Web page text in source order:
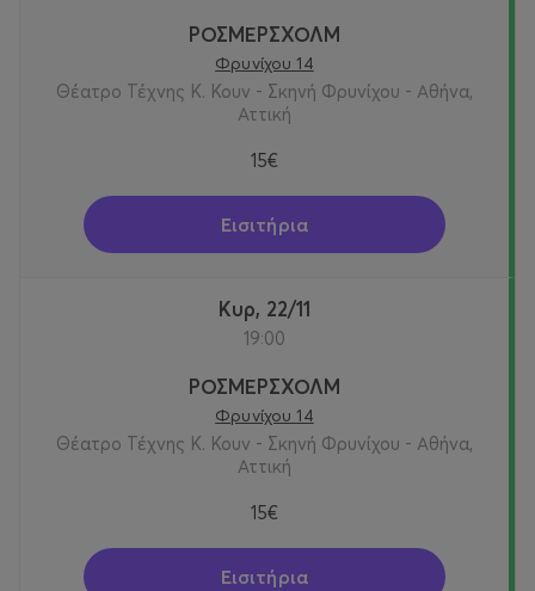
ΡΟΣΜΕΡΣΧΟΛΜ
Φρυνίχου 14
Θέατρο Τέχνης Κ. Κουν - Σκηνή Φρυνίχου - Αθήνα,
Αττική
15€
Εισιτήρια
Κυρ, 22/11
19:00
ΡΟΣΜΕΡΣΧΟΛΜ
Φρυνίχου 14
Θέατρο Τέχνης Κ. Κουν - Σκηνή Φρυνίχου - Αθήνα,
Αττική
15€
Εισιτήρια